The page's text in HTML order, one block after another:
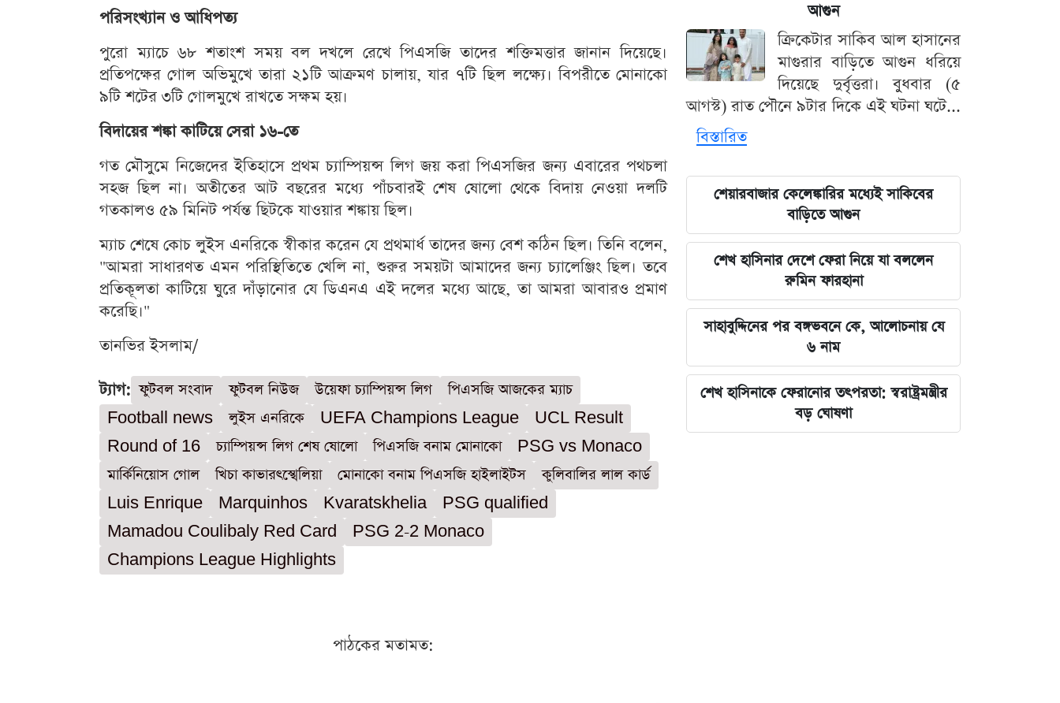
পরিসংখ্যান ও আধিপত্য
পুরো ম্যাচে ৬৮ শতাংশ সময় বল দখলে রেখে পিএসজি তাদের শক্তিমত্তার জানান দিয়েছে।
প্রতিপক্ষের গোল অভিমুখে তারা ২১টি আক্রমণ চালায়, যার ৭টি ছিল লক্ষ্যে। বিপরীতে মোনাকো
৯টি শটের ৩টি গোলমুখে রাখতে সক্ষম হয়।
বিদায়ের শঙ্কা কাটিয়ে সেরা ১৬-তে
গত মৌসুমে নিজেদের ইতিহাসে প্রথম চ্যাম্পিয়ন্স লিগ জয় করা পিএসজির জন্য এবারের পথচলা
সহজ ছিল না। অতীতের আট বছরের মধ্যে পাঁচবারই শেষ ষোলো থেকে বিদায় নেওয়া দলটি
গতকালও ৫৯ মিনিট পর্যন্ত ছিটকে যাওয়ার শঙ্কায় ছিল।
ম্যাচ শেষে কোচ লুইস এনরিকে স্বীকার করেন যে প্রথমার্ধ তাদের জন্য বেশ কঠিন ছিল। তিনি বলেন,
"আমরা সাধারণত এমন পরিস্থিতিতে খেলি না, শুরুর সময়টা আমাদের জন্য চ্যালেঞ্জিং ছিল। তবে
প্রতিকূলতা কাটিয়ে ঘুরে দাঁড়ানোর যে ডিএনএ এই দলের মধ্যে আছে, তা আমরা আবারও প্রমাণ
করেছি।"
তানভির ইসলাম/
ট্যাগ: ফুটবল সংবাদ ফুটবল নিউজ উয়েফা চ্যাম্পিয়ন্স লিগ
পিএসজি আজকের ম্যাচ
Football news
লুইস এনরিকে UEFA Champions League
UCL Result
Round of 16
চ্যাম্পিয়ন্স লিগ শেষ ষোলো পিএসজি বনাম মোনাকো
PSG vs Monaco
মার্কিনিয়োস গোল
খিচা কাভারৎস্খেলিয়া মোনাকো বনাম পিএসজি হাইলাইটস
কুলিবালির লাল কার্ড
Luis Enrique
Marquinhos Kvaratskhelia
PSG qualified
Mamadou Coulibaly Red Card
PSG 2-2 Monaco
Champions League Highlights
পাঠকের মতামত:
আগুন
ক্রিকেটার সাকিব আল হাসানের
মাগুরার বাড়িতে আগুন ধরিয়ে
দিয়েছে দুর্বৃত্তরা। বুধবার (৫
আগস্ট) রাত পৌনে ৯টার দিকে এই ঘটনা ঘটে...
বিস্তারিত
শেয়ারবাজার কেলেঙ্কারির মধ্যেই সাকিবের
বাড়িতে আগুন
শেখ হাসিনার দেশে ফেরা নিয়ে যা বললেন
রুমিন ফারহানা
সাহাবুদ্দিনের পর বঙ্গভবনে কে, আলোচনায় যে
৬ নাম
শেখ হাসিনাকে ফেরানোর তৎপরতা: স্বরাষ্ট্রমন্ত্রীর
বড় ঘোষণা